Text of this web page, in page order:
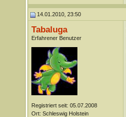
14.01.2010, 23:50
Tabaluga
Erfahrener Benutzer
Registriert seit: 05.07.2008
Ort: Schleswig Holstein